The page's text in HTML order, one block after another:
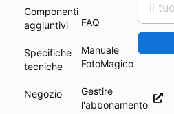
Componenti
aggiuntivi
Specifiche
tecniche
Negozio
FAQ
Manuale
FotoMagico
Gestire
l'abbonamento